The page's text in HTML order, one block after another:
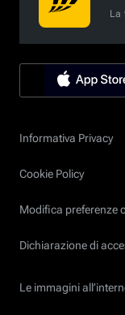
La
Informativa Privacy
Cookie Policy
Modifica preferenze
Dichiarazione di
Le immagini